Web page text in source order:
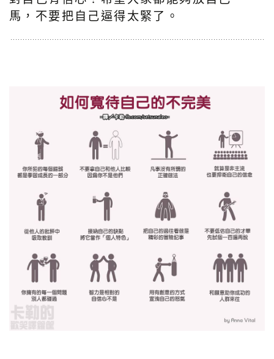
馬，不要把自己逼得太緊了。